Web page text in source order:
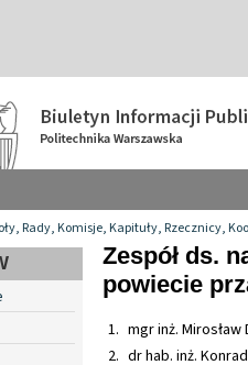
Rady, Komisje, Kapituły, Rzecznicy,
Zespół ds.
powiecie
mgr inż.
dr hab. inż.